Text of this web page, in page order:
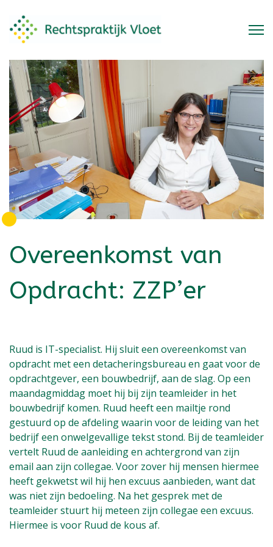
Overeenkomst van
Opdracht: ZZP’er
Ruud is IT-specialist. Hij sluit een overeenkomst van
opdracht met een detacheringsbureau en gaat voor de
opdrachtgever, een bouwbedrijf, aan de slag. Op een
maandagmiddag moet hij bij zijn teamleider in het
bouwbedrijf komen. Ruud heeft een mailtje rond
gestuurd op de afdeling waarin voor de leiding van het
bedrijf een onwelgevallige tekst stond. Bij de teamleider
vertelt Ruud de aanleiding en achtergrond van zijn
email aan zijn collegae. Voor zover hij mensen hiermee
heeft gekwetst wil hij hen excuus aanbieden, want dat
was niet zijn bedoeling. Na het gesprek met de
teamleider stuurt hij meteen zijn collegae een excuus.
Hiermee is voor Ruud de kous af.